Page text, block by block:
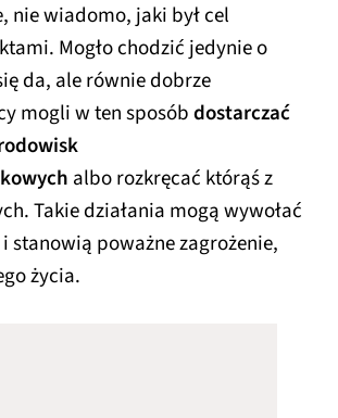
nie wiadomo, jaki był cel
Mogło chodzić jedynie o
da, ale równie dobrze
mogli w ten sposóbdostarczać
albo rozkręcać którąś z
Takie działania mogą wywołać
stanowią poważne zagrożenie,
życia.